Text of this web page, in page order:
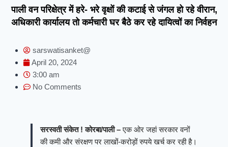
पाली वन परिक्षेत्र में हरे- भरे वृक्षों की कटाई से जंगल हो रहे वीरान,
अधिकारी कार्यालय तो कर्मचारी घर बैठे कर रहे दायित्वों का निर्वहन
sarswatisanket@
April 20, 2024
3:00 am
No Comments
सरस्वती संकेत ! कोरबा/पाली –एक ओर जहां सरकार वनों
की कमी और संरक्षण पर लाखों-करोड़ों रुपये खर्च कर रही है।